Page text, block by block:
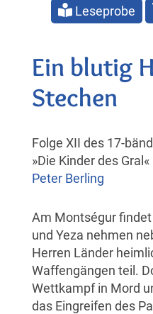
Leseprobe
Ein blutig
Stechen
Folge XII des 17-
»Die Kinder des Gral«
Peter Berling
Am Montségur
und Yeza nehmen
Herren Länder
Waffengängen teil.
Wettkampf in Mord
das Eingreifen des